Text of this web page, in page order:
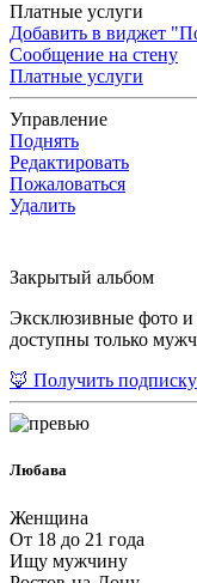
Платные услуги
Добавить в виджет
Сообщение на стену
Платные услуги
Управление
Поднять
Редактировать
Пожаловаться
Удалить
Закрытый альбом
Эксклюзивные фото и
доступны только
🦊 Получить
Любава
Женщина
От 18 до 21 года
Ищу мужчину